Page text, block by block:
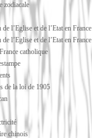
zodiacale
l’Eglise et de l’Etat en France
l’Eglise et de l’Etat en France
catholique
de la loi de 1905
chinois